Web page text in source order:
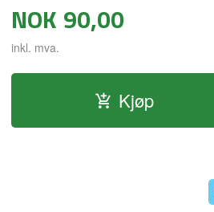
NOK 90,00
inkl. mva.
Kjøp